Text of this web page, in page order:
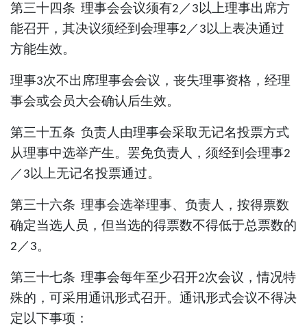
第三十四条 理事会会议须有2 ／ 3 以上理事出席方
能召开，其决议须经到会理事2 ／ 3 以上表决通过
方能生效。
理事3次不出席理事会会议，丧失理事资格，经理
事会或会员大会确认后生效。
第三十五条 负责人由理事会采取无记名投票方式
从理事中选举产生。罢免负责人，须经到会理事2
／ 3 以上无记名投票通过。
第三十六条 理事会选举理事、负责人，按得票数
确定当选人员，但当选的得票数不得低于总票数的
2 ／ 3。
第三十七条 理事会每年至少召开2次会议，情况特
殊的，可采用通讯形式召开。通讯形式会议不得决
定以下事项：